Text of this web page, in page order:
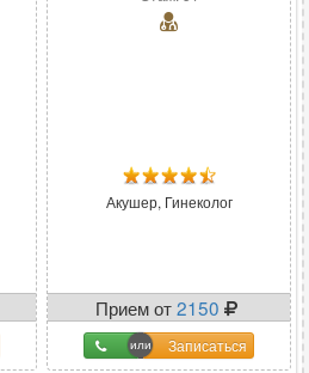
Акушер, Гинеколог
Прием от2150
Записаться